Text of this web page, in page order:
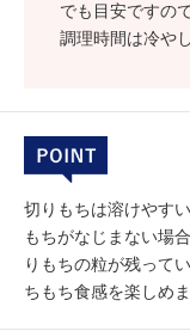
でも目安ですの
調理時間は冷や
切りもちは溶けやす
もちがなじまない場
りもちの粒が残って
ちもち食感を楽しめま